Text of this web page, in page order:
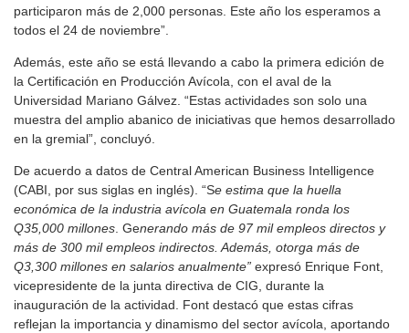
participaron más de 2,000 personas. Este año los esperamos a
todos el 24 de noviembre”.
Además, este año se está llevando a cabo la primera edición de
la Certificación en Producción Avícola, con el aval de la
Universidad Mariano Gálvez. “Estas actividades son solo una
muestra del amplio abanico de iniciativas que hemos desarrollado
en la gremial”, concluyó.
De acuerdo a datos de Central American Business Intelligence
(CABI, por sus siglas en inglés). “Se estima que la huella
económica de la industria avícola en Guatemala ronda los
Q35,000 millones . Generando más de 97 mil empleos directos y
más de 300 mil empleos indirectos. Además, otorga más de
Q3,300 millones en salarios anualmente” expresó Enrique Font,
vicepresidente de la junta directiva de CIG, durante la
inauguración de la actividad. Font destacó que estas cifras
reflejan la importancia y dinamismo del sector avícola, aportando